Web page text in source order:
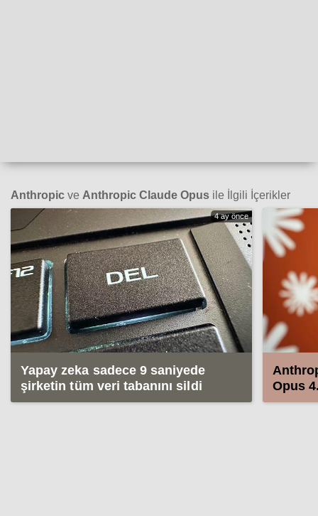
Anthropic ve Anthropic Claude Opus ile İlgili İçerikler
4 ay önce
Yapay zeka sadece 9 saniyede
şirketin tüm veri tabanını sildi
Opus